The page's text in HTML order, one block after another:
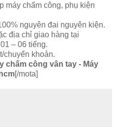
máy chấm công, phụ kiện
nguyên đai nguyên kiện.
địa chỉ giao hàng tại
– 06 tiếng.
chuyển khoản.
chấm công vân tay - Máy
[/mota]